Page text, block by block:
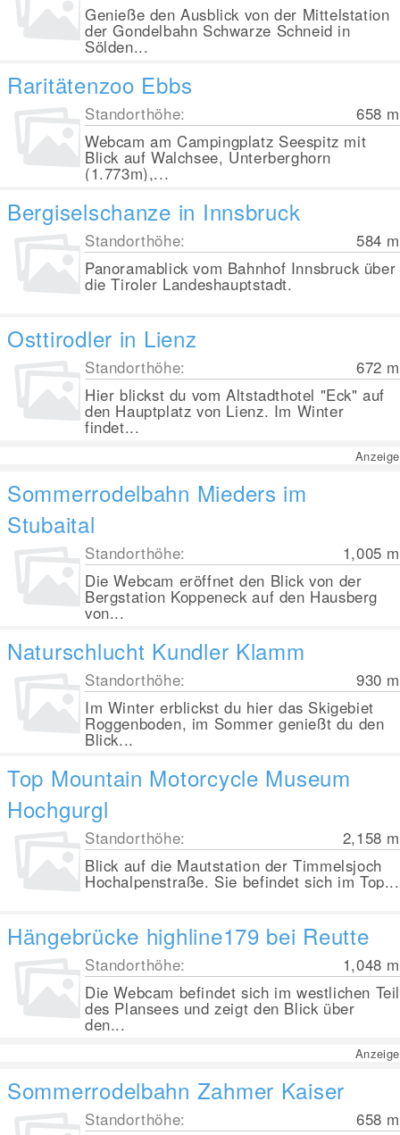
Genieße den Ausblick von der Mittelstation
der Gondelbahn Schwarze Schneid in
Sölden...
Raritätenzoo Ebbs
Standorthöhe: 658 m
Webcam am Campingplatz Seespitz mit
Blick auf Walchsee, Unterberghorn
(1.773m),...
Bergiselschanze in Innsbruck
Standorthöhe: 584 m
Panoramablick vom Bahnhof Innsbruck über
die Tiroler Landeshauptstadt.
Osttirodler in Lienz
Standorthöhe: 672 m
Hier blickst du vom Altstadthotel "Eck" auf
den Hauptplatz von Lienz. Im Winter
findet...
Anzeige
Sommerrodelbahn Mieders im
Stubaital
Standorthöhe: 1,005 m
Die Webcam eröffnet den Blick von der
Bergstation Koppeneck auf den Hausberg
von...
Naturschlucht Kundler Klamm
Standorthöhe: 930 m
Im Winter erblickst du hier das Skigebiet
Roggenboden, im Sommer genießt du den
Blick...
Top Mountain Motorcycle Museum
Hochgurgl
Standorthöhe: 2,158 m
Blick auf die Mautstation der Timmelsjoch
Hochalpenstraße. Sie befindet sich im Top...
Hängebrücke highline179 bei Reutte
Standorthöhe: 1,048 m
Die Webcam befindet sich im westlichen Teil
des Plansees und zeigt den Blick über
den...
Anzeige
Sommerrodelbahn Zahmer Kaiser
Standorthöhe: 658 m